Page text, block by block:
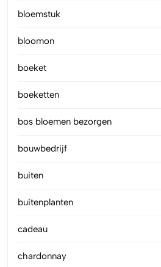
bloemstuk
bloomon
boeket
boeketten
bos bloemen bezorgen
bouwbedrijf
buiten
buitenplanten
cadeau
chardonnay